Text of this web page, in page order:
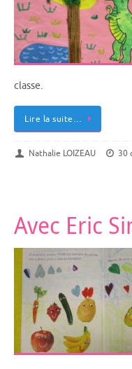
classe.
Lire la suite…
Nathalie LOIZEAU 30
Avec Eric